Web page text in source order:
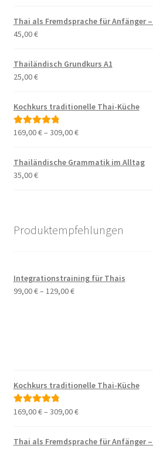
Thai als Fremdsprache für Anfänger
45,00€
Thailändisch Grundkurs A1
25,00€
Kochkurs traditionelle Thai-Küche
Bewertet mit
169,00€– 309,00€
Thailändische Grammatik im Alltag
35,00€
Produktempfehlungen
Integrationstraining für Thais
99,00€– 129,00€
Kochkurs traditionelle Thai-Küche
Bewertet mit
169,00€– 309,00€
Thai als Fremdsprache für Anfänger